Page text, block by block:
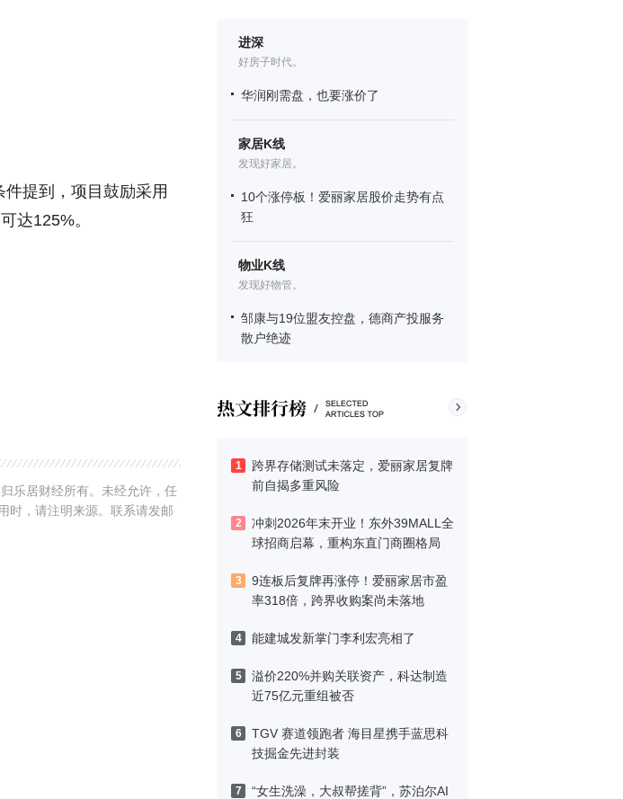
进深
好房子时代。
华润刚需盘，也要涨价了
家居K线
发现好家居。
10个涨停板！爱丽家居股价走势有点
狂
物业K线
发现好物管。
邹康与19位盟友控盘，德商产投服务
散户绝迹
1
跨界存储测试未落定，爱丽家居复牌
前自揭多重风险
2
冲刺2026年末开业！东外39MALL全
球招商启幕，重构东直门商圈格局
3
9连板后复牌再涨停！爱丽家居市盈
率318倍，跨界收购案尚未落地
4 能建城发新掌门李利宏亮相了
5
溢价220%并购关联资产，科达制造
近75亿元重组被否
6
TGV 赛道领跑者 海目星携手蓝思科
技掘金先进封装
7
“女生洗澡，大叔帮搓背”，苏泊尔AI
提到，项目鼓励采用
达125%。
乐居财经所有。未经允许，任
时，请注明来源。联系请发邮